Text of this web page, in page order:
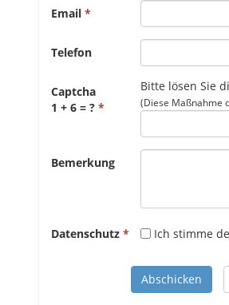
Email
Telefon
Captcha
1 + 6 = ?
Bitte lösen Sie
(Diese Maßnahme
Bemerkung
Datenschutz Ich stimme
Abschicken